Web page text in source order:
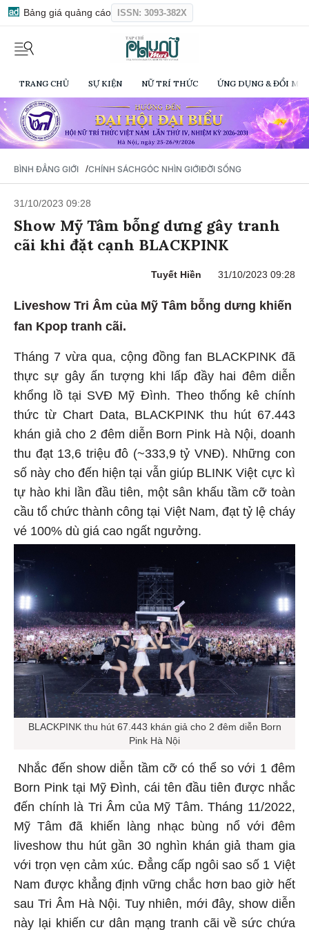
Bảng giá quảng cáo ISSN: 3093-382X
TRANG CHỦ SỰ KIỆN NỮ TRÍ THỨC ỨNG DỤNG & ĐỔI
BÌNH ĐẲNG GIỚI /CHÍNH SÁCHGÓC NHÌN GIỚIĐỜI SỐNG
31/10/2023 09:28
Show Mỹ Tâm bỗng dưng gây tranh
cãi khi đặt cạnh BLACKPINK
Tuyết Hiền 31/10/2023 09:28
Liveshow Tri Âm của Mỹ Tâm bỗng dưng khiến
fan Kpop tranh cãi.
Tháng 7 vừa qua, cộng đồng fan BLACKPINK đã
thực sự gây ấn tượng khi lấp đầy hai đêm diễn
khổng lồ tại SVĐ Mỹ Đình. Theo thống kê chính
thức từ Chart Data, BLACKPINK thu hút 67.443
khán giả cho 2 đêm diễn Born Pink Hà Nội, doanh
thu đạt 13,6 triệu đô (~333,9 tỷ VNĐ). Những con
số này cho đến hiện tại vẫn giúp BLINK Việt cực kì
tự hào khi lần đầu tiên, một sân khấu tầm cỡ toàn
cầu tổ chức thành công tại Việt Nam, đạt tỷ lệ cháy
vé 100% dù giá cao ngất ngưởng.
BLACKPINK thu hút 67.443 khán giả cho 2 đêm diễn Born
Pink Hà Nội
Nhắc đến show diễn tầm cỡ có thể so với 1 đêm
Born Pink tại Mỹ Đình, cái tên đầu tiên được nhắc
đến chính là Tri Âm của Mỹ Tâm. Tháng 11/2022,
Mỹ Tâm đã khiến làng nhạc bùng nổ với đêm
liveshow thu hút gần 30 nghìn khán giả tham gia
với trọn vẹn cảm xúc. Đẳng cấp ngôi sao số 1 Việt
Nam được khẳng định vững chắc hơn bao giờ hết
sau Tri Âm Hà Nội. Tuy nhiên, mới đây, show diễn
này lại khiến cư dân mạng tranh cãi về sức chứa